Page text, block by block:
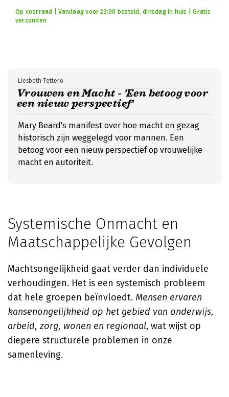
Op voorraad | Vandaag voor 23:00 besteld, dinsdag in huis | Gratis
verzonden
Vrouwen en Macht - 'Een betoog voor
een nieuw perspectief'
Liesbeth Tettero
Mary Beard's manifest over hoe macht en gezag
historisch zijn weggelegd voor mannen. Een
betoog voor een nieuw perspectief op vrouwelijke
macht en autoriteit.
Systemische Onmacht en
Maatschappelijke Gevolgen
Machtsongelijkheid gaat verder dan individuele
verhoudingen. Het is een systemisch probleem
dat hele groepen beïnvloedt. Mensen ervaren
kansenongelijkheid op het gebied van onderwijs,
arbeid, zorg, wonen en regionaal, wat wijst op
diepere structurele problemen in onze
samenleving.